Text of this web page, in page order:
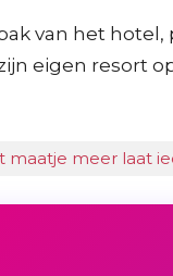
van het
eigen resort
maatje meer laat